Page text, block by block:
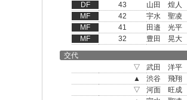
DF
43
山田 煌人
MF
42
宇水 聖凌
MF
41
田邉 光平
MF
32
豊田 晃大
交代
▽
武田 洋平
▲
渋谷 飛翔
▽
河面 旺成